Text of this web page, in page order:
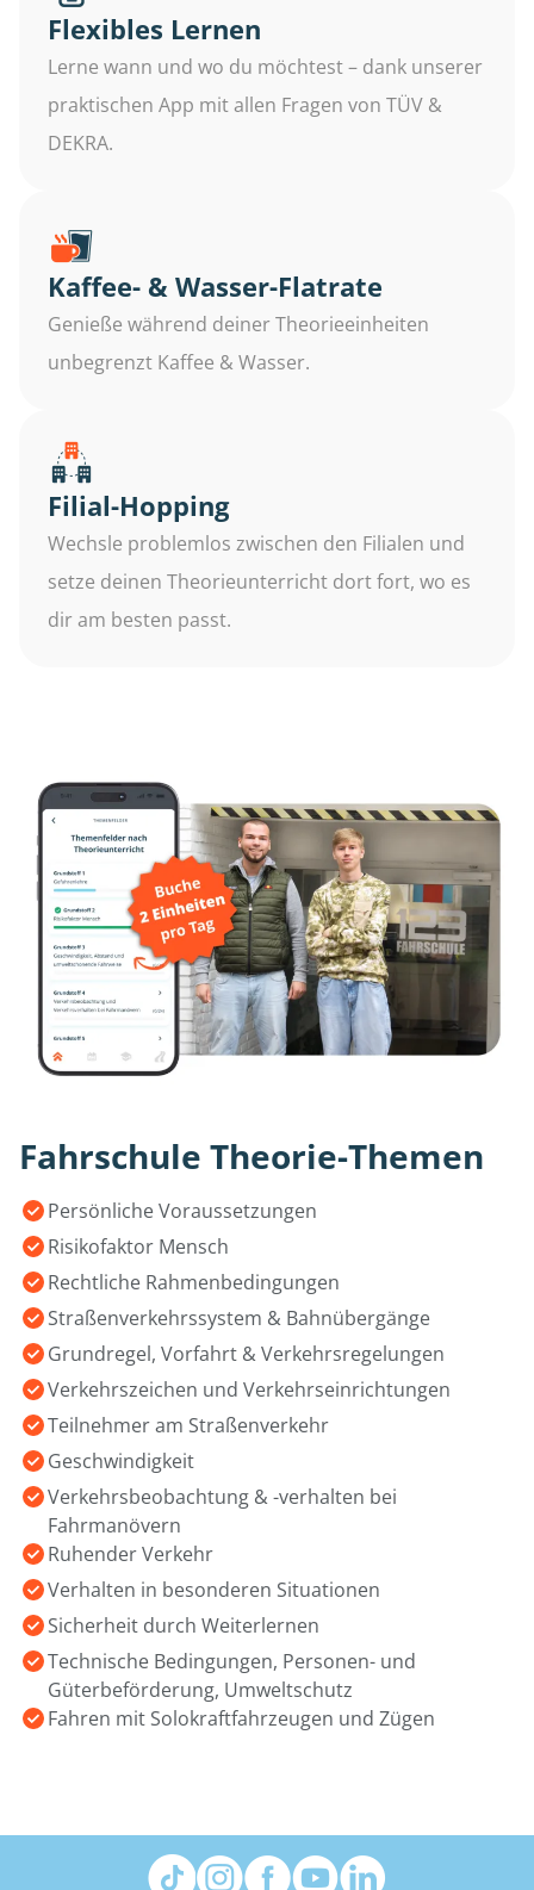
Flexibles Lernen
Lerne wann und wo du möchtest – dank unserer
praktischen App mit allen Fragen von TÜV &
DEKRA.
Kaffee- & Wasser-Flatrate
Genieße während deiner Theorieeinheiten
unbegrenzt Kaffee & Wasser.
Filial-Hopping
Wechsle problemlos zwischen den Filialen und
setze deinen Theorieunterricht dort fort, wo es
dir am besten passt.
Fahrschule Theorie-Themen
Persönliche Voraussetzungen
Risikofaktor Mensch
Rechtliche Rahmenbedingungen
Straßenverkehrssystem & Bahnübergänge
Grundregel, Vorfahrt & Verkehrsregelungen
Verkehrszeichen und Verkehrseinrichtungen
Teilnehmer am Straßenverkehr
Geschwindigkeit
Verkehrsbeobachtung & -verhalten bei
Fahrmanövern
Ruhender Verkehr
Verhalten in besonderen Situationen
Sicherheit durch Weiterlernen
Technische Bedingungen, Personen- und
Güterbeförderung, Umweltschutz
Fahren mit Solokraftfahrzeugen und Zügen